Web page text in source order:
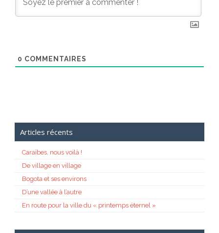
0 COMMENTAIRES
Articles récents
Caraïbes, nous voilà !
De village en village
Bogota et ses environs
D’une vallée à l’autre
En route pour la ville du « printemps éternel »